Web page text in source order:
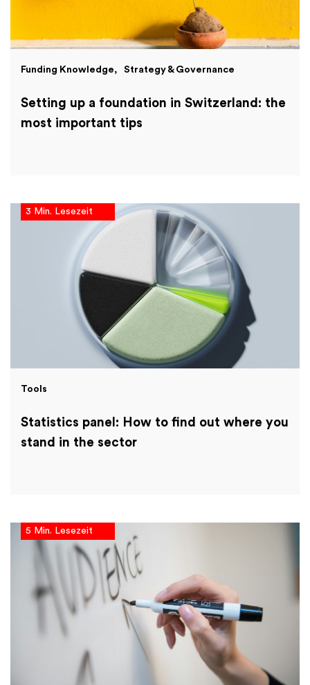
Funding Knowledge Strategy & Governance
Setting up a foundation in Switzerland: the
most important tips
3 Min. Lesezeit
Tools
Statistics panel: How to find out where you
stand in the sector
5 Min. Lesezeit